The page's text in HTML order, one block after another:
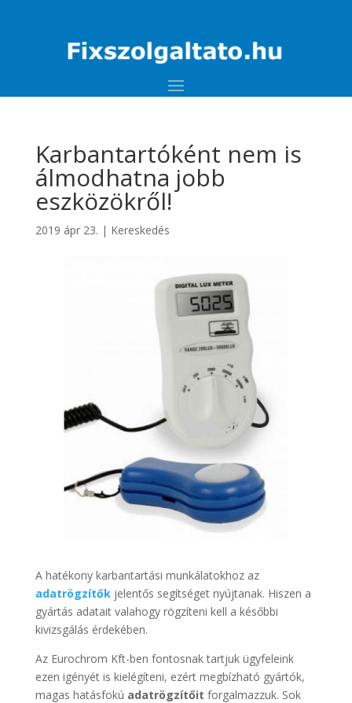
Karbantartóként nem is
álmodhatna jobb
eszközökről!
2019 ápr 23. | Kereskedés
A hatékony karbantartási munkálatokhoz az
adatrögzítőkjelentős segítséget nyújtanak. Hiszen a
gyártás adatait valahogy rögzíteni kell a későbbi
kivizsgálás érdekében.
Az Eurochrom Kft-ben fontosnak tartjuk ügyfeleink
ezen igényét is kielégíteni, ezért megbízható gyártók,
magas hatásfokú adatrögzítőit forgalmazzuk. Sok